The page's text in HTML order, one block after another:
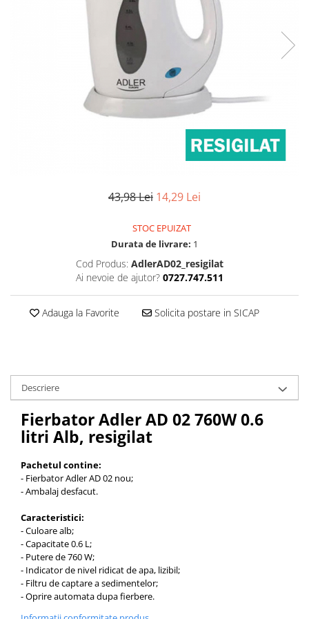
Pulsoximetre profesionale
Monitorizare medicala
Suporturi ortopedice si orteze
Ingrijire personala & cosmetice
Ingrijire personala
Cantare corporale
Tratamente ingrjire corp
Perii de par
Igiena dentara
Periute de dinti electrice
Irigatoare bucale
Accesorii si rezerve
Ondulatoare si placi de par
Placi de par
Uscatoare si perii electrice
Uscatoare
Perii electrice
Articole ingrijire copii
43,98 Lei 14,29 Lei
STOC EPUIZAT
Durata de livrare: 1
Cod Produs: AdlerAD02_resigilat
Ai nevoie de ajutor? 0727.747.511
Adauga la Favorite Solicita postare in SICAP
Descriere
Fierbator Adler AD 02 760W 0.6
litri Alb, resigilat
Pachetul contine:
- Fierbator Adler AD 02 nou;
- Ambalaj desfacut.
Caracteristici:
- Culoare alb;
- Capacitate 0.6 L;
- Putere de 760 W;
- Indicator de nivel ridicat de apa, lizibil;
- Filtru de captare a sedimentelor;
- Oprire automata dupa fierbere.